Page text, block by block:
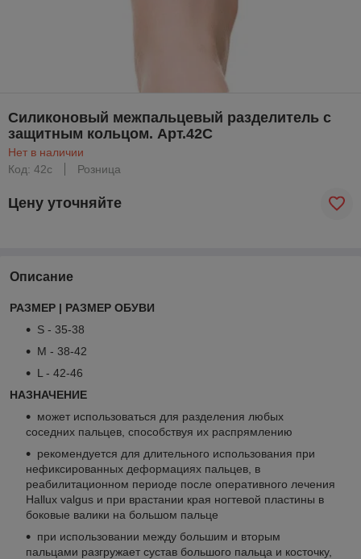
Силиконовый межпальцевый разделитель с
защитным кольцом. Арт.42С
Нет в наличии
Код: 42с
Розница
Цену уточняйте
Описание
РАЗМЕР | РАЗМЕР ОБУВИ
S - 35-38
M - 38-42
L - 42-46
НАЗНАЧЕНИЕ
может использоваться для разделения любых
соседних пальцев, способствуя их распрямлению
рекомендуется для длительного использования при
нефиксированных деформациях пальцев, в
реабилитационном периоде после оперативного лечения
Hallux valgus и при врастании края ногтевой пластины в
боковые валики на большом пальце
при использовании между большим и вторым
пальцами разгружает сустав большого пальца и косточку,